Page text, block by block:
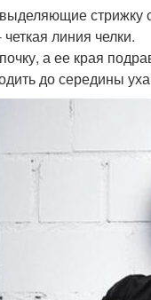
стрижку
линия челки.
а ее края
до середины